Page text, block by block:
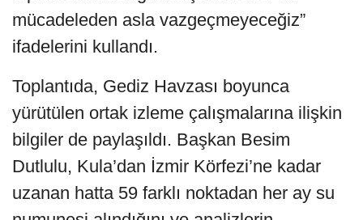
mücadeleden asla vazgeçmeyeceğiz”
ifadelerini kullandı.
Toplantıda, Gediz Havzası boyunca
yürütülen ortak izleme çalışmalarına ilişkin
bilgiler de paylaşıldı. Başkan Besim
Dutlulu, Kula’dan İzmir Körfezi’ne kadar
uzanan hatta 59 farklı noktadan her ay su